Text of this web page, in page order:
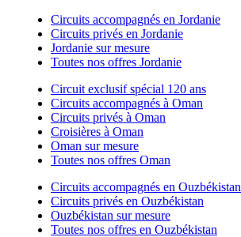
Circuits accompagnés en Jordanie
Circuits privés en Jordanie
Jordanie sur mesure
Toutes nos offres Jordanie
Circuit exclusif spécial 120 ans
Circuits accompagnés à Oman
Circuits privés à Oman
Croisières à Oman
Oman sur mesure
Toutes nos offres Oman
Circuits accompagnés en Ouzbékistan
Circuits privés en Ouzbékistan
Ouzbékistan sur mesure
Toutes nos offres en Ouzbékistan